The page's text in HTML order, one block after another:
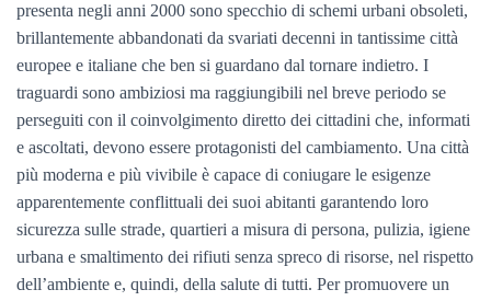
presenta negli anni 2000 sono specchio di schemi urbani obsoleti,
brillantemente abbandonati da svariati decenni in tantissime città
europee e italiane che ben si guardano dal tornare indietro. I
traguardi sono ambiziosi ma raggiungibili nel breve periodo se
perseguiti con il coinvolgimento diretto dei cittadini che, informati
e ascoltati, devono essere protagonisti del cambiamento. Una città
più moderna e più vivibile è capace di coniugare le esigenze
apparentemente conflittuali dei suoi abitanti garantendo loro
sicurezza sulle strade, quartieri a misura di persona, pulizia, igiene
urbana e smaltimento dei rifiuti senza spreco di risorse, nel rispetto
dell’ambiente e, quindi, della salute di tutti. Per promuovere un